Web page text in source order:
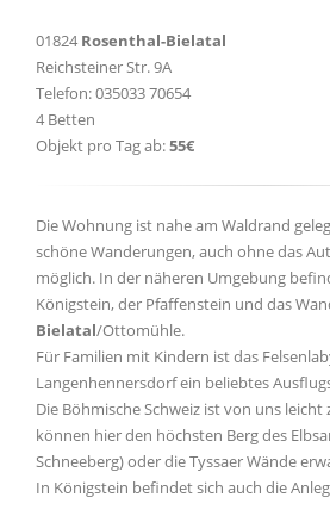
01824 Rosenthal-Bielatal
Reichsteiner Str. 9A
Telefon: 035033 70654
4 Betten
Objekt pro Tag ab:55€
Die Wohnung ist nahe am Waldrand
schöne Wanderungen, auch ohne das
möglich. In der näheren Umgebung
Königstein, der Pfaffenstein und das
Bielatal/Ottomühle.
Für Familien mit Kindern ist das
Langenhennersdorf ein beliebtes
Die Böhmische Schweiz ist von uns leicht
können hier den höchsten Berg des
Schneeberg) oder die Tyssaer Wände
In Königstein befindet sich auch die